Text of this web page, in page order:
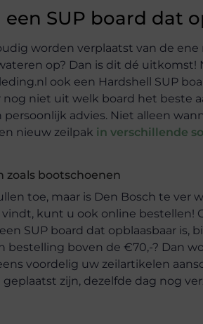
een SUP board dat
worden verplaatst van de
op? Dan is dit dé uitkomst!
ook een Hardshell SUP
nog niet uit welk board het beste
advies. Niet alleen
nieuw zeilpak in verschillende
zoals bootschoenen
toe, maar is Den Bosch te ver
kunt u ook online bestellen!
SUP board dat opblaasbaar
bestelling boven de €70,-? Dan
voordelig uw zeilartikelen
zijn, dezelfde dag nog